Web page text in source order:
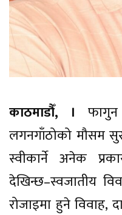
काठमाडौँ, ।
लगनगाँठोको मौसम
स्वीकार्ने अनेक
देखिन्छ–स्वजातीय
रोजाइमा हुने विवाह,